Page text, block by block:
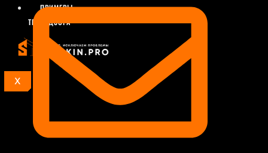
ПРИМЕРЫ
ТЕХНАДЗОРА
X